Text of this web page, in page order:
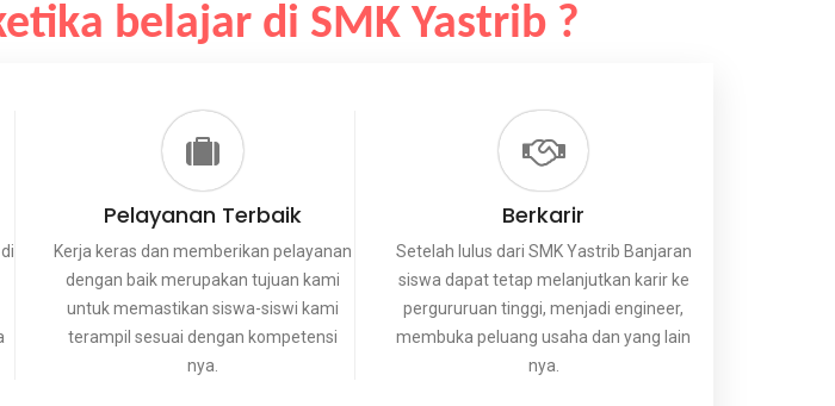
belajar di SMK Yastrib ?
Pelayanan Terbaik
Kerja keras dan memberikan pelayanan
dengan baik merupakan tujuan kami
untuk memastikan siswa-siswi kami
terampil sesuai dengan kompetensi
nya.
Berkarir
Setelah lulus dari SMK Yastrib Banjaran
siswa dapat tetap melanjutkan karir ke
pergururuan tinggi, menjadi engineer,
membuka peluang usaha dan yang lain
nya.